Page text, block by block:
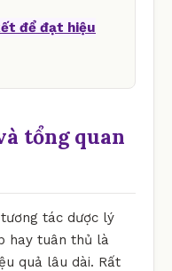
để đạt hiệu
tổng quan
tác dược lý
hay tuân thủ là
quả lâu dài. Rất